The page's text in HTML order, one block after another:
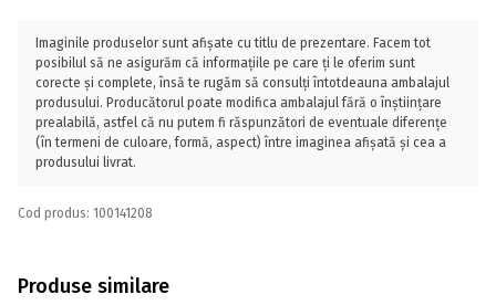
Imaginile produselor sunt afișate cu titlu de prezentare. Facem tot
posibilul să ne asigurăm că informațiile pe care ți le oferim sunt
corecte și complete, însă te rugăm să consulți întotdeauna ambalajul
produsului. Producătorul poate modifica ambalajul fără o înștiințare
prealabilă, astfel că nu putem fi răspunzători de eventuale diferențe
(în termeni de culoare, formă, aspect) între imaginea afișată și cea a
produsului livrat.
Cod produs: 100141208
Produse similare